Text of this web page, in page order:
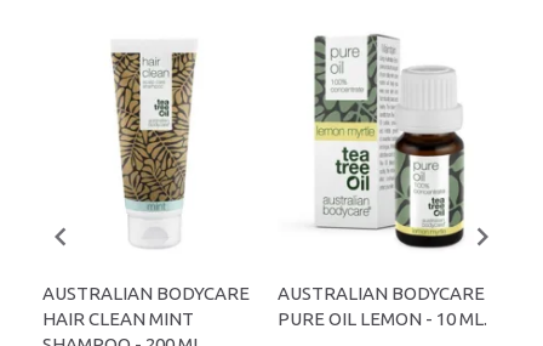
AUSTRALIAN BODYCARE
HAIR CLEAN MINT
AUSTRALIAN BODYCARE
PURE OIL LEMON - 10 ML.